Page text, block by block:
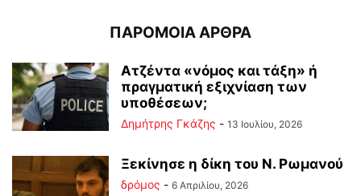
ΠΑΡΟΜΟΙΑ ΑΡΘΡΑ
Ατζέντα «νόμος και τάξη» ή
πραγματική εξιχνίαση των
υποθέσεων;
Δημήτρης Γκάζης - 13 Ιουλίου, 2026
Ξεκίνησε η δίκη του Ν. Ρωμανού
δρόμος - 6 Απριλίου, 2026